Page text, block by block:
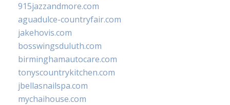
915jazzandmore.com
aguadulce-countryfair.com
jakehovis.com
bosswingsduluth.com
birminghamautocare.com
tonyscountrykitchen.com
jbellasnailspa.com
mychaihouse.com